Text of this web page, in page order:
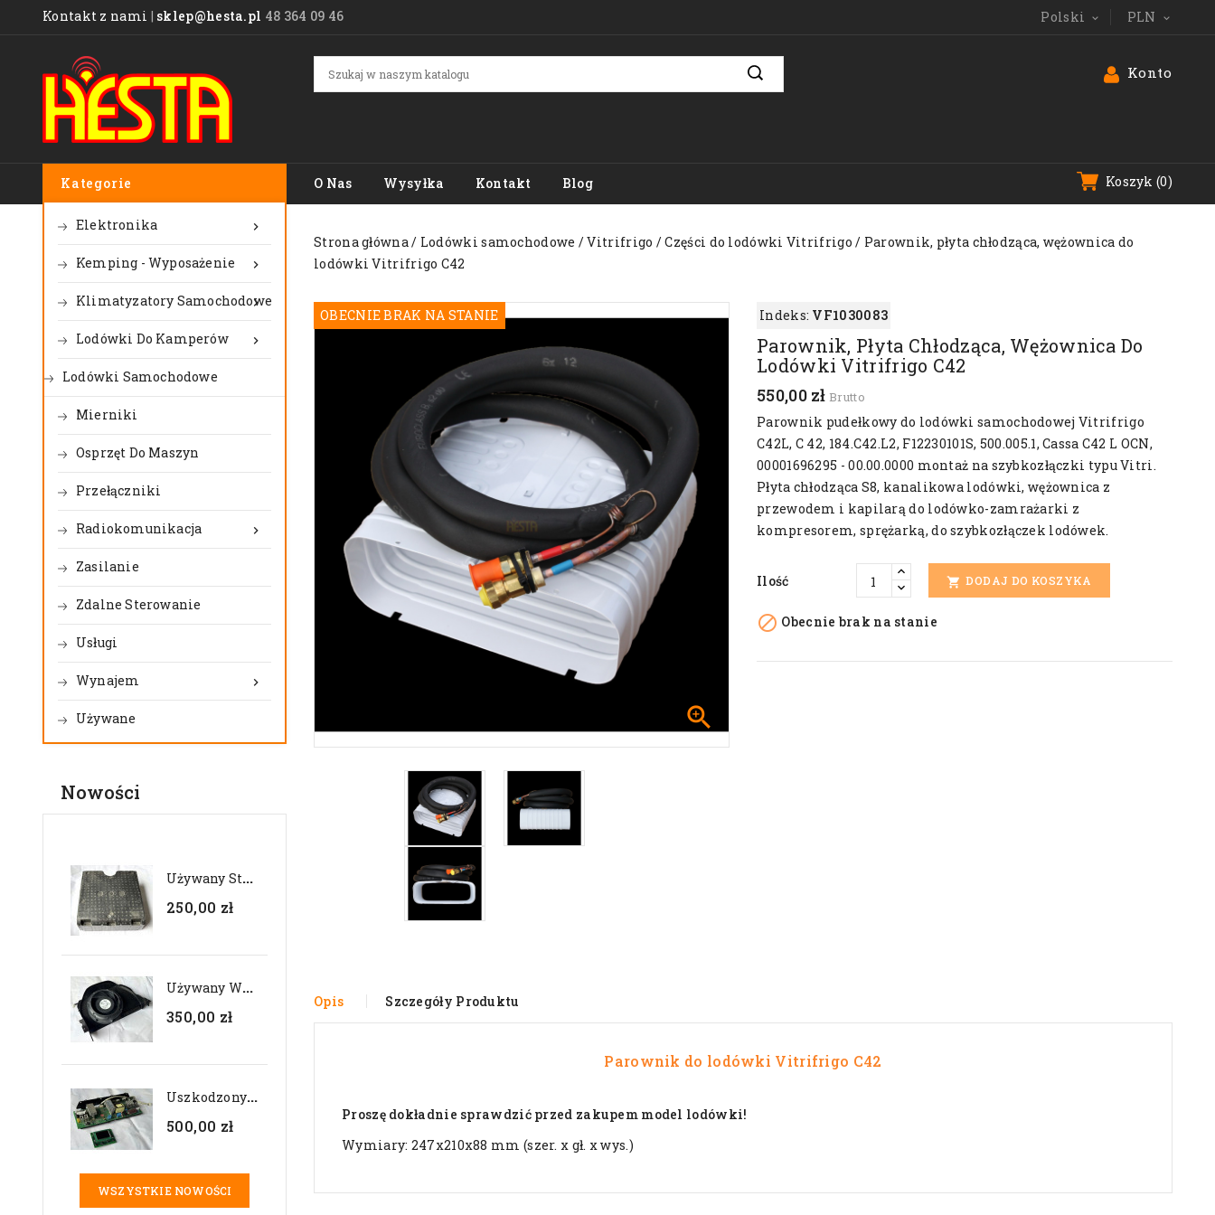
Kontakt z nami | sklep@hesta.pl 48 364 09 46 Polski  PLN 
Konto
Koszyk (0)
O Nas Wysyłka Kontakt Blog
Kategorie

Elektronika

Kemping - Wyposażenie

Klimatyzatory Samochodowe

Lodówki Do Kamperów
Lodówki Samochodowe
Mierniki
Osprzęt Do Maszyn
Przełączniki

Radiokomunikacja
Zasilanie
Zdalne Sterowanie
Usługi

Wynajem
Używane
Nowości
U
Żywany Styropian...
250,00 zł
U
Żywany Wentylator...
350,00 zł
U
Szkodzony Zestaw...
500,00 zł
WSZYSTKIE NOWOŚCI
Strona główna Lodówki samochodowe Vitrifrigo Części do lodówki Vitrifrigo
Parownik, płyta chłodząca, wężownica do
lodówki Vitrifrigo C42
OBECNIE BRAK NA STANIE

Indeks: VF1030083
Parownik, Płyta Chłodząca, Wężownica Do
Lodówki Vitrifrigo C42
550,00 zł Brutto
Parownik pudełkowy do lodówki samochodowej Vitrifrigo
C42L, C 42, 184.C42.L2, F12230101S, 500.005.1, Cassa C42 L OCN,
00001696295 - 00.00.0000 montaż na szybkozłączki typu Vitri.
Płyta chłodząca S8, kanalikowa lodówki, wężownica z
przewodem i kapilarą do lodówko-zamrażarki z
kompresorem, sprężarką, do szybkozłączek lodówek.
Ilość  DODAJ DO KOSZYKA
 Obecnie brak na stanie
Opis Szczegóły Produktu
Parownik do lodówki Vitrifrigo C42
Proszę dokładnie sprawdzić przed zakupem model lodówki!
Wymiary: 247x210x88 mm (szer. x gł. x wys.)